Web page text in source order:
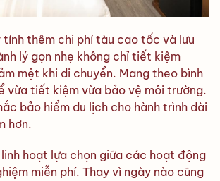
tính thêm chi phí tàu cao tốc và lưu
lý gọn nhẹ không chỉ tiết kiệm
mệt khi di chuyển. Mang theo bình
vừa tiết kiệm vừa bảo vệ môi trường.
bảo hiểm du lịch cho hành trình dài
hơn.
hoạt lựa chọn giữa các hoạt động
miễn phí. Thay vì ngày nào cũng